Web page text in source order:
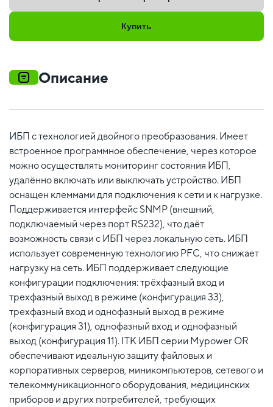
Купить
Описание
ИБП c технологией двойного преобразования. Имеет
встроенное программное обеспечение, через которое
можно осуществлять мониторинг состояния ИБП,
удалённо включать или выключать устройство. ИБП
оснащен клеммами для подключения к сети и к нагрузке.
Поддерживается интерфейс SNMP (внешний,
подключаемый через порт RS232), что даёт
возможность связи с ИБП через локальную сеть. ИБП
использует современную технологию PFC, что снижает
нагрузку на сеть. ИБП поддерживает следующие
конфигурации подключения: трёхфазный вход и
трехфазный выход в режиме (конфигурация 33),
трехфазный вход и однофазный выход в режиме
(конфигурация 31), однофазный вход и однофазный
выход (конфигурация 11). ITK ИБП серии Mypower OR
обеспечивают идеальную защиту файловых и
корпоративных серверов, миникомпьютеров, сетевого и
телекоммуникационного оборудования, медицинских
приборов и других потребителей, требующих